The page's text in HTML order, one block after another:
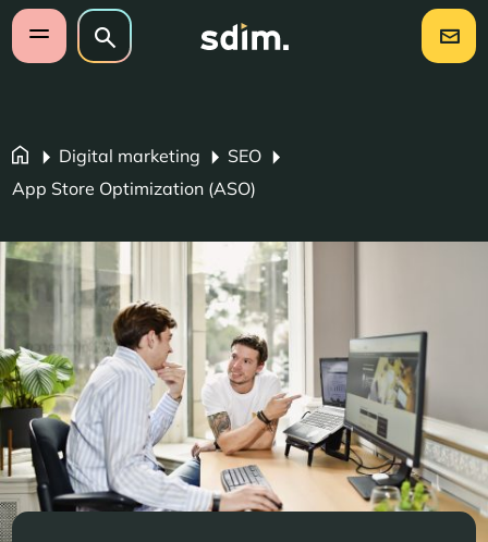
Navigatie overslaan
Open mobiel menu
Zoeken op website
Zoeken
Digital marketing
SEO
App Store Optimization (ASO)